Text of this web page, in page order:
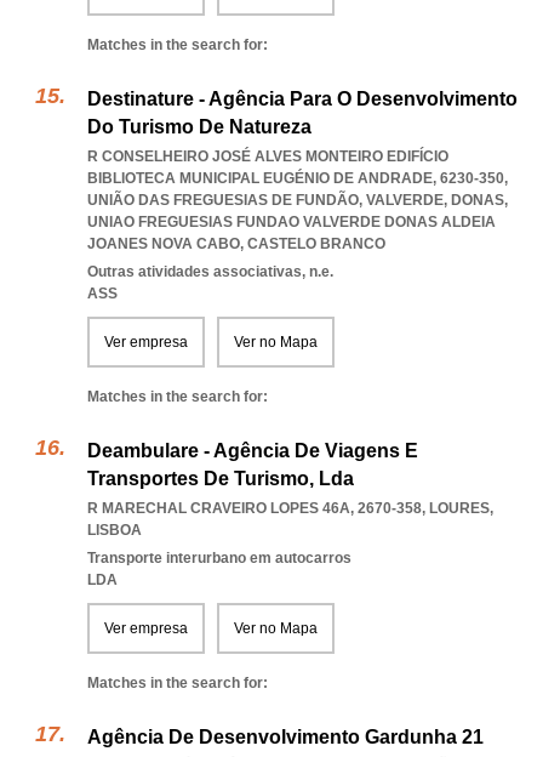
Matches in the search for:
Destinature - Agência Para O Desenvolvimento
Do Turismo De Natureza
R CONSELHEIRO JOSÉ ALVES MONTEIRO EDIFÍCIO
BIBLIOTECA MUNICIPAL EUGÉNIO DE ANDRADE, 6230-350,
UNIÃO DAS FREGUESIAS DE FUNDÃO, VALVERDE, DONAS,
UNIAO FREGUESIAS FUNDAO VALVERDE DONAS ALDEIA
JOANES NOVA CABO, CASTELO BRANCO
Outras atividades associativas, n.e.
ASS
Ver empresa Ver no Mapa
Matches in the search for:
Deambulare - Agência De Viagens E
Transportes De Turismo, Lda
R MARECHAL CRAVEIRO LOPES 46A, 2670-358, LOURES,
LISBOA
Transporte interurbano em autocarros
LDA
Ver empresa Ver no Mapa
Matches in the search for:
Agência De Desenvolvimento Gardunha 21